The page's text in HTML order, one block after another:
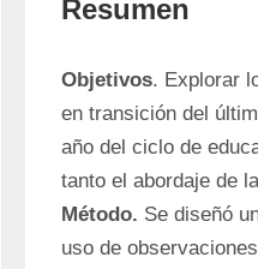
Resumen
Objetivos. Explorar
en transición del
año del ciclo de
tanto el abordaje de
Método. Se diseñó
uso de